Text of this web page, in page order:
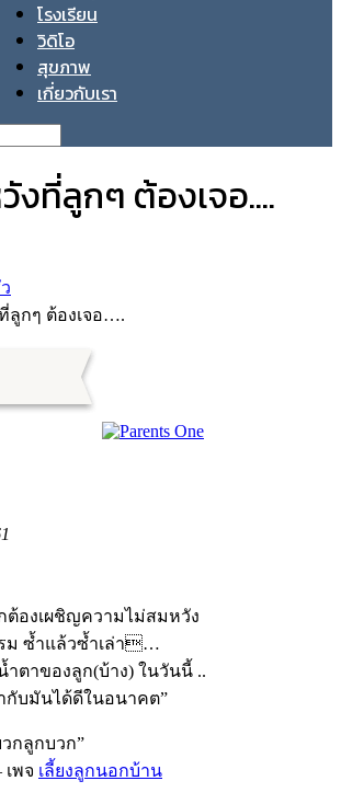
โรงเรียน
วิดิโอ
สุขภาพ
เกี่ยวกับเรา
งที่ลูกๆ ต้องเจอ....
ลูกๆ ต้องเจอ….
องเผชิญความไม่สมหวัง
ม ซ้ำแล้วซ้ำเล่า…
ตาของลูก(บ้าง) ในวันนี้ ..
กับมันได้ดีในอนาคต”
กลูกบวก”
พจ เลี้ยงลูกนอกบ้าน